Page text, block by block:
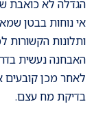
הגדלה לא כואבת
אי נוחות בבטן
ותלונות הקשורות
האבחנה נעשית
לאחר מכן
בדיקת מח עצם.